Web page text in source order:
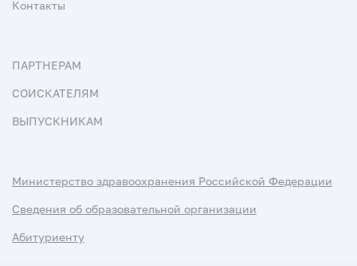
Контакты
ПАРТНЕРАМ
СОИСКАТЕЛЯМ
ВЫПУСКНИКАМ
Министерство здравоохранения Российской Федерации
Сведения об образовательной организации
Абитуриенту